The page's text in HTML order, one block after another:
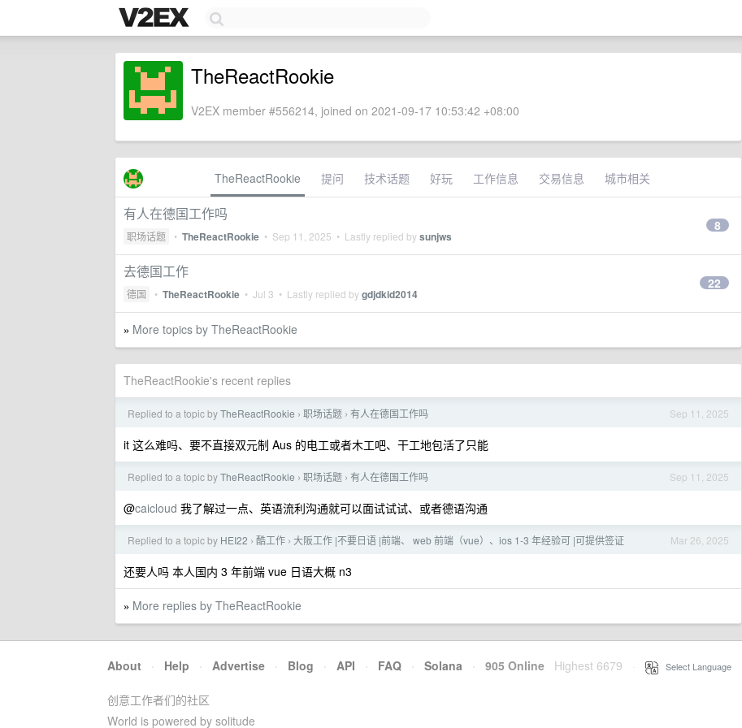
TheReactRookie
V2EX member #556214, joined on 2021-09-17 10:53:42 +08:00
TheReactRookie 提问 技术话题 好玩 工作信息 交易信息 城市相关
有人在德国工作吗
职场话题 • TheReactRookie • Sep 11, 2025 • Lastly replied bysunjws
8
去德国工作
德国 • TheReactRookie • Jul 3 • Lastly replied bygdjdkid2014
22
» More topics by TheReactRookie
TheReactRookie's recent replies
Sep 11, 2025
Replied to a topic byTheReactRookie › 职场话题 › 有人在德国工作吗
it 这么难吗、要不直接双元制 Aus 的电工或者木工吧、干工地包活了只能
Sep 11, 2025
Replied to a topic byTheReactRookie › 职场话题 › 有人在德国工作吗
@caicloud 我了解过一点、英语流利沟通就可以面试试试、或者德语沟通
Mar 26, 2025
Replied to a topic by HEI22 › 酷工作 › 大阪工作 |不要日语 |前端、 web 前端（vue）、ios 1-3 年经验可 |可提供签证
还要人吗 本人国内 3 年前端 vue 日语大概 n3
» More replies by TheReactRookie
About · Help · Advertise · Blog · API · FAQ · Solana · 905 Online Highest 6679 Select Language
创意工作者们的社区
World is powered by solitude